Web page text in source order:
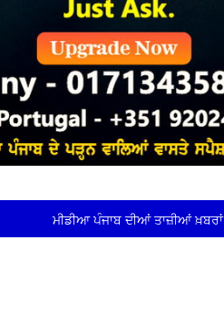
ਮੀਡੀਆ ਪੰਜਾਬ ਦੀਆਂ ਤਾਜ਼ੀਆਂ ਖ਼ਬਰਾਂ